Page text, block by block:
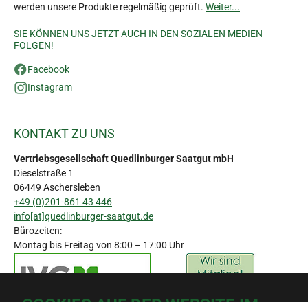
werden unsere Produkte regelmäßig geprüft. Weiter...
SIE KÖNNEN UNS JETZT AUCH IN DEN SOZIALEN MEDIEN
FOLGEN!
Facebook
Instagram
KONTAKT ZU UNS
Vertriebsgesellschaft Quedlinburger Saatgut mbH
Dieselstraße 1
06449 Aschersleben
+49 (0)201-861 43 446
info[at]quedlinburger-saatgut.de
Bürozeiten:
Montag bis Freitag von 8:00 – 17:00 Uhr